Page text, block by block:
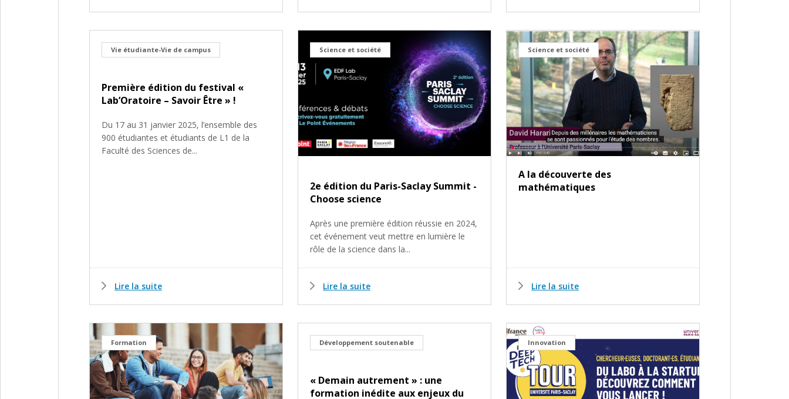
Vie étudiante-Vie de campus
Première édition du festival «
Lab’Oratoire – Savoir Être » !
Du 17 au 31 janvier 2025, l’ensemble des
900 étudiantes et étudiants de L1 de la
Faculté des Sciences de...
Lire la suite
Science et société
2e édition du Paris-Saclay Summit -
Choose science
Après une première édition réussie en 2024,
cet événement veut mettre en lumière le
rôle de la science dans la...
Lire la suite
Science et société
A la découverte des
mathématiques
Lire la suite
Formation Développement soutenable
« Demain autrement » : une
formation inédite aux enjeux du
Innovation